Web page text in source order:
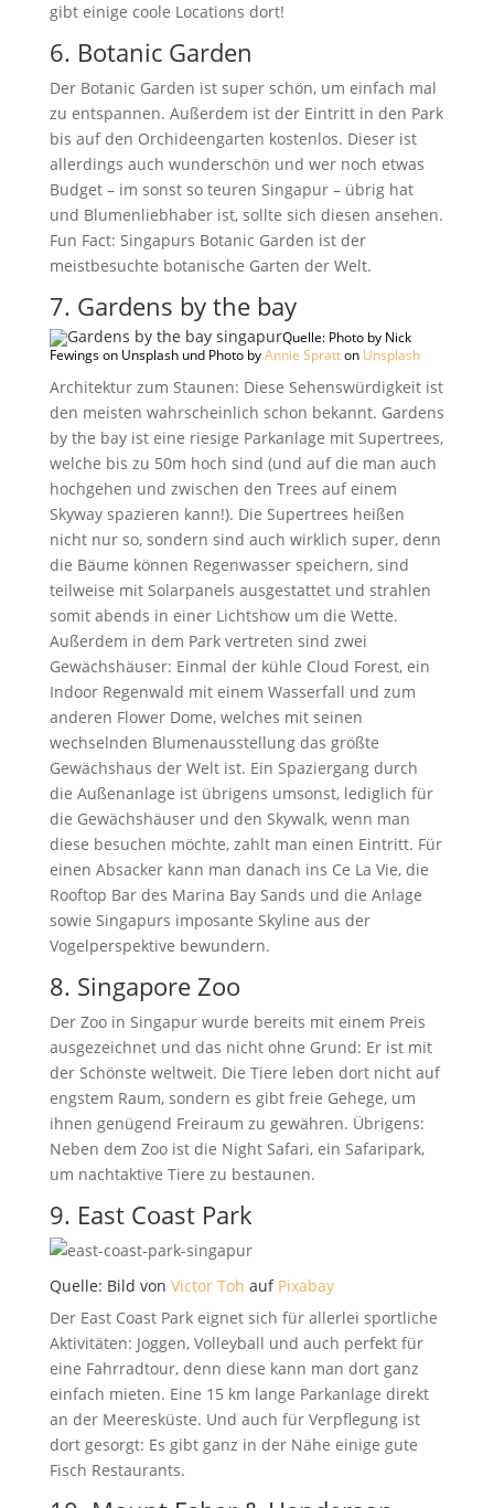
gibt einige coole Locations dort!
6. Botanic Garden
Der Botanic Garden ist super schön, um einfach mal
zu entspannen. Außerdem ist der Eintritt in den Park
bis auf den Orchideengarten kostenlos. Dieser ist
allerdings auch wunderschön und wer noch etwas
Budget – im sonst so teuren Singapur – übrig hat
und Blumenliebhaber ist, sollte sich diesen ansehen.
Fun Fact: Singapurs Botanic Garden ist der
meistbesuchte botanische Garten der Welt.
7. Gardens by the bay
Quelle: Photo by Nick
Fewings on Unsplash und Photo byAnnie Spratton Unsplash
Architektur zum Staunen: Diese Sehenswürdigkeit ist
den meisten wahrscheinlich schon bekannt. Gardens
by the bay ist eine riesige Parkanlage mit Supertrees,
welche bis zu 50m hoch sind (und auf die man auch
hochgehen und zwischen den Trees auf einem
Skyway spazieren kann!). Die Supertrees heißen
nicht nur so, sondern sind auch wirklich super, denn
die Bäume können Regenwasser speichern, sind
teilweise mit Solarpanels ausgestattet und strahlen
somit abends in einer Lichtshow um die Wette.
Außerdem in dem Park vertreten sind zwei
Gewächshäuser: Einmal der kühle Cloud Forest, ein
Indoor Regenwald mit einem Wasserfall und zum
anderen Flower Dome, welches mit seinen
wechselnden Blumenausstellung das größte
Gewächshaus der Welt ist. Ein Spaziergang durch
die Außenanlage ist übrigens umsonst, lediglich für
die Gewächshäuser und den Skywalk, wenn man
diese besuchen möchte, zahlt man einen Eintritt. Für
einen Absacker kann man danach ins Ce La Vie, die
Rooftop Bar des Marina Bay Sands und die Anlage
sowie Singapurs imposante Skyline aus der
Vogelperspektive bewundern.
8. Singapore Zoo
Der Zoo in Singapur wurde bereits mit einem Preis
ausgezeichnet und das nicht ohne Grund: Er ist mit
der Schönste weltweit. Die Tiere leben dort nicht auf
engstem Raum, sondern es gibt freie Gehege, um
ihnen genügend Freiraum zu gewähren. Übrigens:
Neben dem Zoo ist die Night Safari, ein Safaripark,
um nachtaktive Tiere zu bestaunen.
9. East Coast Park
Quelle: Bild von Victor Toh auf Pixabay
Der East Coast Park eignet sich für allerlei sportliche
Aktivitäten: Joggen, Volleyball und auch perfekt für
eine Fahrradtour, denn diese kann man dort ganz
einfach mieten. Eine 15 km lange Parkanlage direkt
an der Meeresküste. Und auch für Verpflegung ist
dort gesorgt: Es gibt ganz in der Nähe einige gute
Fisch Restaurants.